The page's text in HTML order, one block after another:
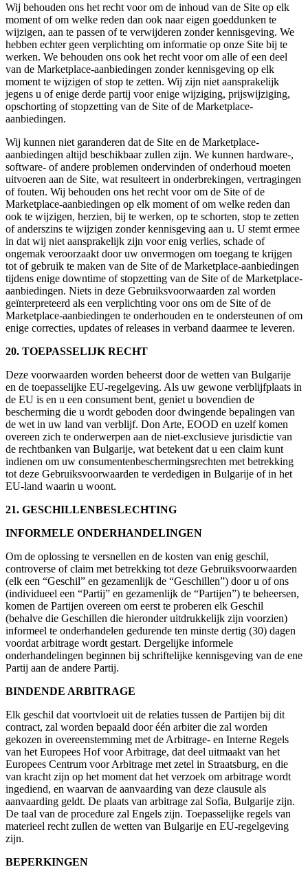
Wij behouden ons het recht voor om de inhoud van de Site op elk
moment of om welke reden dan ook naar eigen goeddunken te
wijzigen, aan te passen of te verwijderen zonder kennisgeving. We
hebben echter geen verplichting om informatie op onze Site bij te
werken. We behouden ons ook het recht voor om alle of een deel
van de Marketplace-aanbiedingen zonder kennisgeving op elk
moment te wijzigen of stop te zetten. Wij zijn niet aansprakelijk
jegens u of enige derde partij voor enige wijziging, prijswijziging,
opschorting of stopzetting van de Site of de Marketplace-
aanbiedingen.
Wij kunnen niet garanderen dat de Site en de Marketplace-
aanbiedingen altijd beschikbaar zullen zijn. We kunnen hardware-,
software- of andere problemen ondervinden of onderhoud moeten
uitvoeren aan de Site, wat resulteert in onderbrekingen, vertragingen
of fouten. Wij behouden ons het recht voor om de Site of de
Marketplace-aanbiedingen op elk moment of om welke reden dan
ook te wijzigen, herzien, bij te werken, op te schorten, stop te zetten
of anderszins te wijzigen zonder kennisgeving aan u. U stemt ermee
in dat wij niet aansprakelijk zijn voor enig verlies, schade of
ongemak veroorzaakt door uw onvermogen om toegang te krijgen
tot of gebruik te maken van de Site of de Marketplace-aanbiedingen
tijdens enige downtime of stopzetting van de Site of de Marketplace-
aanbiedingen. Niets in deze Gebruiksvoorwaarden zal worden
geïnterpreteerd als een verplichting voor ons om de Site of de
Marketplace-aanbiedingen te onderhouden en te ondersteunen of om
enige correcties, updates of releases in verband daarmee te leveren.
20. TOEPASSELIJK RECHT
Deze voorwaarden worden beheerst door de wetten van Bulgarije
en de toepasselijke EU-regelgeving. Als uw gewone verblijfplaats in
de EU is en u een consument bent, geniet u bovendien de
bescherming die u wordt geboden door dwingende bepalingen van
de wet in uw land van verblijf. Don Arte, EOOD en uzelf komen
overeen zich te onderwerpen aan de niet-exclusieve jurisdictie van
de rechtbanken van Bulgarije, wat betekent dat u een claim kunt
indienen om uw consumentenbeschermingsrechten met betrekking
tot deze Gebruiksvoorwaarden te verdedigen in Bulgarije of in het
EU-land waarin u woont.
21. GESCHILLENBESLECHTING
INFORMELE ONDERHANDELINGEN
Om de oplossing te versnellen en de kosten van enig geschil,
controverse of claim met betrekking tot deze Gebruiksvoorwaarden
(elk een “Geschil” en gezamenlijk de “Geschillen”) door u of ons
(individueel een “Partij” en gezamenlijk de “Partijen”) te beheersen,
komen de Partijen overeen om eerst te proberen elk Geschil
(behalve die Geschillen die hieronder uitdrukkelijk zijn voorzien)
informeel te onderhandelen gedurende ten minste dertig (30) dagen
voordat arbitrage wordt gestart. Dergelijke informele
onderhandelingen beginnen bij schriftelijke kennisgeving van de ene
Partij aan de andere Partij.
BINDENDE ARBITRAGE
Elk geschil dat voortvloeit uit de relaties tussen de Partijen bij dit
contract, zal worden bepaald door één arbiter die zal worden
gekozen in overeenstemming met de Arbitrage- en Interne Regels
van het Europees Hof voor Arbitrage, dat deel uitmaakt van het
Europees Centrum voor Arbitrage met zetel in Straatsburg, en die
van kracht zijn op het moment dat het verzoek om arbitrage wordt
ingediend, en waarvan de aanvaarding van deze clausule als
aanvaarding geldt. De plaats van arbitrage zal Sofia, Bulgarije zijn.
De taal van de procedure zal Engels zijn. Toepasselijke regels van
materieel recht zullen de wetten van Bulgarije en EU-regelgeving
zijn.
BEPERKINGEN